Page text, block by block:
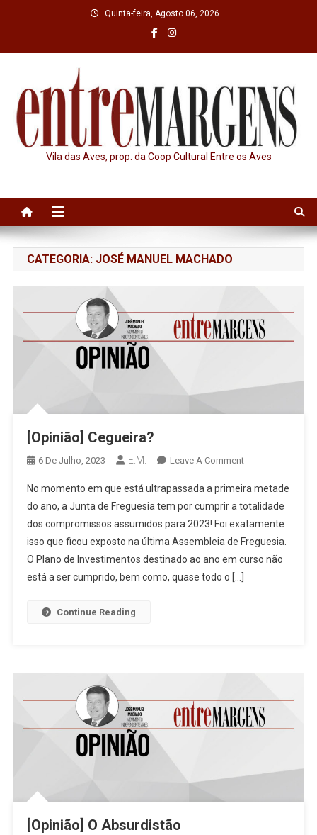
Quinta-feira, Agosto 06, 2026
Vila das Aves, prop. da Coop Cultural Entre os Aves
CATEGORIA: JOSÉ MANUEL MACHADO
[Opinião] Cegueira?
6 De Julho, 2023 E.M. Leave A CommentOn
Cegueira?
No momento em que está ultrapassada a primeira metade
do ano, a Junta de Freguesia tem por cumprir a totalidade
dos compromissos assumidos para 2023! Foi exatamente
isso que ficou exposto na última Assembleia de Freguesia.
O Plano de Investimentos destinado ao ano em curso não
está a ser cumprido, bem como, quase todo o […]
Continue Reading
[Opinião] O Absurdistão